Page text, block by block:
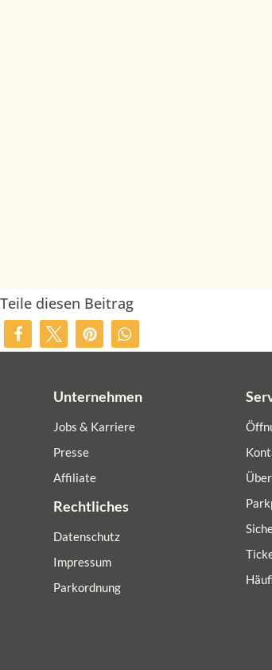
Teile diesen Beitrag
Unternehmen
Jobs & Karriere
Presse
Affiliate
Rechtliches
Datenschutz
Impressum
Parkordnung